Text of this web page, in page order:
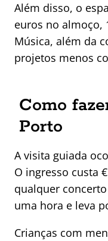
Além disso, o
euros no almoço,
Música, além da
projetos menos
Como
Porto
A visita guiada
O ingresso custa
qualquer
uma hora e leva
Crianças com